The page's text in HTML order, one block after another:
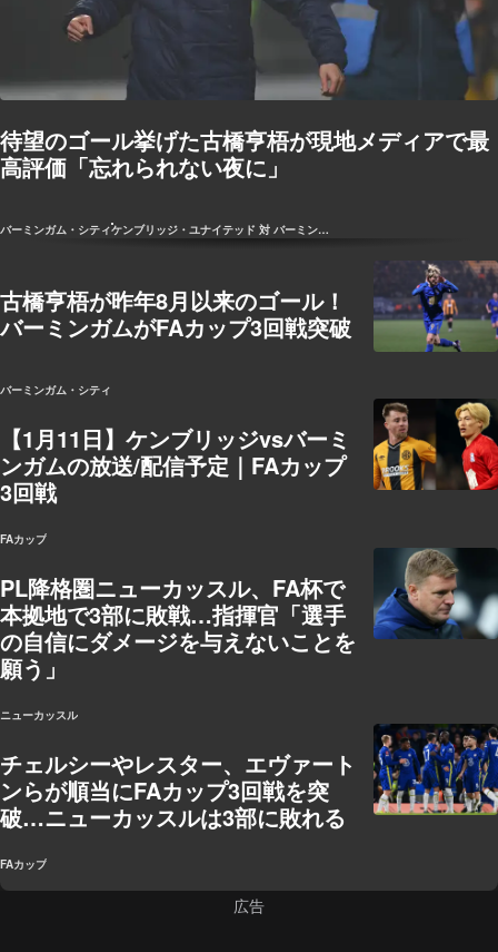
待望のゴール挙げた古橋亨梧が現地メディアで最
高評価「忘れられない夜に」
バーミンガム・シティ ケンブリッジ・ユナイテッド 対 バーミンガム・シティ
古橋亨梧が昨年8月以来のゴール！
バーミンガムがFAカップ3回戦突破
バーミンガム・シティ
【1月11日】ケンブリッジvsバーミ
ンガムの放送/配信予定｜FAカップ
3回戦
FAカップ
PL降格圏ニューカッスル、FA杯で
本拠地で3部に敗戦…指揮官「選手
の自信にダメージを与えないことを
願う」
ニューカッスル
チェルシーやレスター、エヴァート
ンらが順当にFAカップ3回戦を突
破…ニューカッスルは3部に敗れる
FAカップ